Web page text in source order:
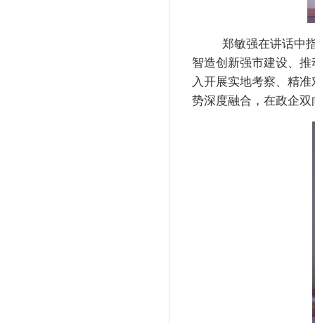
郑敏强在讲话中
智造创新强市建设、
入开展实地考察、精
势深度融合，在政企